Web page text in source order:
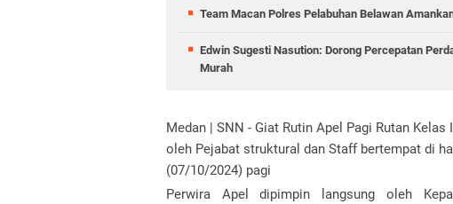
Team Macan Polres Pelabuhan Belawan
Edwin Sugesti Nasution: Dorong Percepatan
Murah
Medan | SNN - Giat Rutin Apel Pagi Rutan
oleh Pejabat struktural dan Staff bertempat di
(07/10/2024) pagi
Perwira Apel dipimpin langsung oleh